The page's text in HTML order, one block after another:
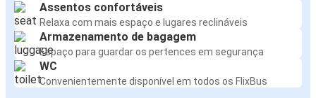
Assentos confortáveis
Relaxa com mais espaço e lugares reclináveis
Armazenamento de bagagem
Espaço para guardar os pertences em segurança
WC
Convenientemente disponível em todos os FlixBus